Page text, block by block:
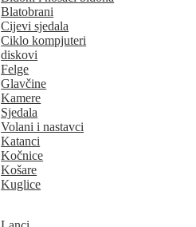
Blatobrani
Cijevi sjedala
Ciklo kompjuteri
diskovi
Felge
Glavčine
Kamere
Sjedala
Volani i nastavci
Katanci
Kočnice
Košare
Kuglice